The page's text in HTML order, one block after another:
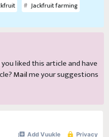
Jackfruit farming
you liked this article and have
Mailme your suggestions